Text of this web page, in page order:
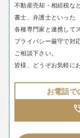
不動産売却・相続税な
書士、弁護士といった
各種専門家と連携して
プライバシー厳守で対
ご相談下さい。
皆様、どうぞお気軽に
お電話で